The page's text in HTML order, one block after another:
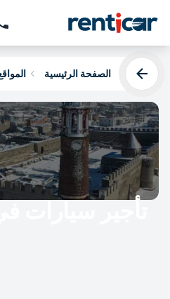
الصفحة الرئيسية
تأجير سيارات